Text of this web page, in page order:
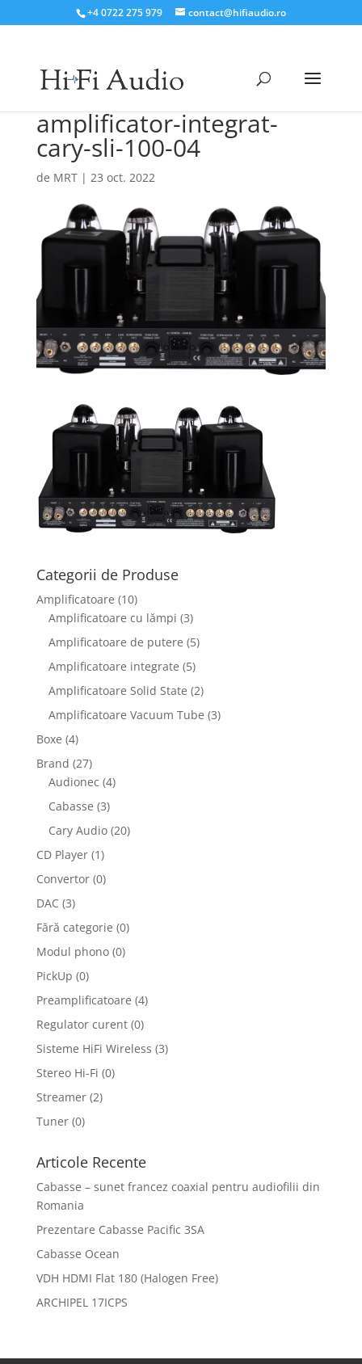
+4 0722 275 979 contact@hifiaudio.ro
amplificator-integrat-
cary-sli-100-04
de MRT| 23 oct. 2022
Categorii de Produse
Amplificatoare (10)
Amplificatoare cu lămpi (3)
Amplificatoare de putere (5)
Amplificatoare integrate (5)
Amplificatoare Solid State (2)
Amplificatoare Vacuum Tube (3)
Boxe (4)
Brand (27)
Audionec (4)
Cabasse (3)
Cary Audio (20)
CD Player (1)
Convertor (0)
DAC (3)
Fără categorie (0)
Modul phono (0)
PickUp (0)
Preamplificatoare (4)
Regulator curent (0)
Sisteme HiFi Wireless (3)
Stereo Hi-Fi (0)
Streamer (2)
Tuner (0)
Articole Recente
Cabasse – sunet francez coaxial pentru audiofilii din
Romania
Prezentare Cabasse Pacific 3SA
Cabasse Ocean
VDH HDMI Flat 180 (Halogen Free)
ARCHIPEL 17ICPS